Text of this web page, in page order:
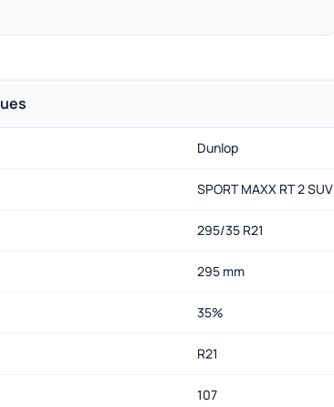
Dunlop
SPORT MAXX RT 2 SUV
295/35 R21
295 mm
35%
R21
107